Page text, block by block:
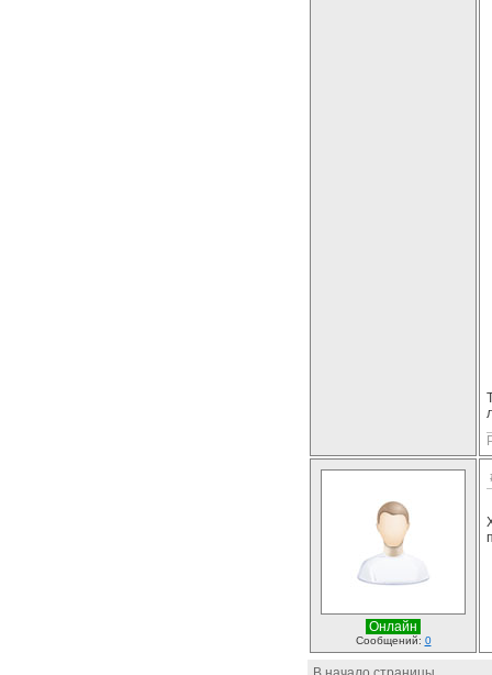
Онлайн
Сообщений: 0